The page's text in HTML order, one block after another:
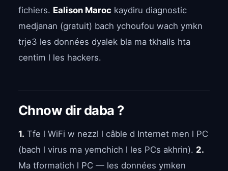
fichiers. Ealison Maroc kaydiru diagnostic
medjanan (gratuit) bach ychoufou wach ymkn
trje3 les données dyalek bla ma tkhalls hta
centim l les hackers.
Chnow dir daba ?
1. Tfe l WiFi w nezzl l câble d Internet men l PC
(bach l virus ma yemchich l les PCs akhrin). 2.
Ma tformatich l PC — les données ymken